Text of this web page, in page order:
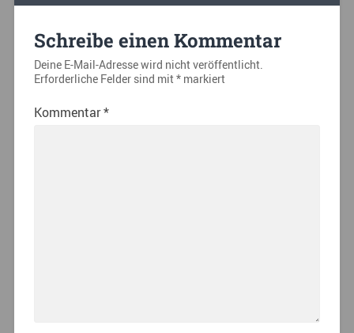
Schreibe einen Kommentar
Deine E-Mail-Adresse wird nicht veröffentlicht.
Erforderliche Felder sind mit*markiert
Kommentar*